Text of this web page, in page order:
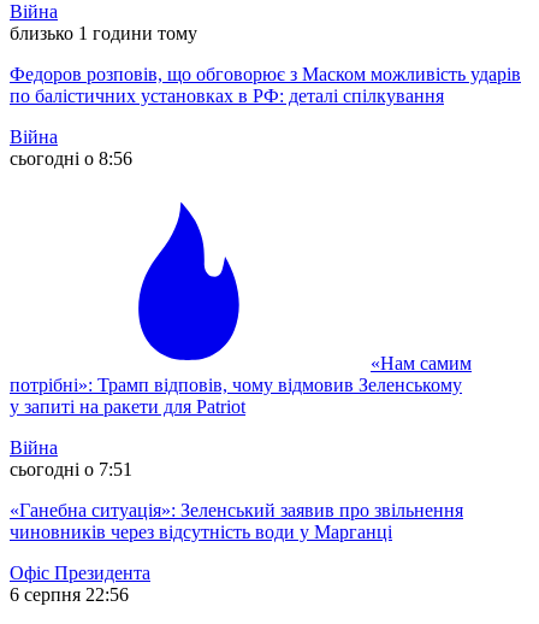
Війна
близько 1 години тому
Федоров розповів, що обговорює з Маском можливість ударів
по балістичних установках в РФ: деталі спілкування
Війна
сьогодні о 8:56
«Нам самим
потрібні»: Трамп відповів, чому відмовив Зеленському
у запиті на ракети для Patriot
Війна
сьогодні о 7:51
«Ганебна ситуація»: Зеленський заявив про звільнення
чиновників через відсутність води у Марганці
Офіс Президента
6 серпня 22:56